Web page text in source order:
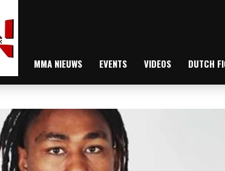
MMA NIEUWS EVENTS VIDEOS DUTCH